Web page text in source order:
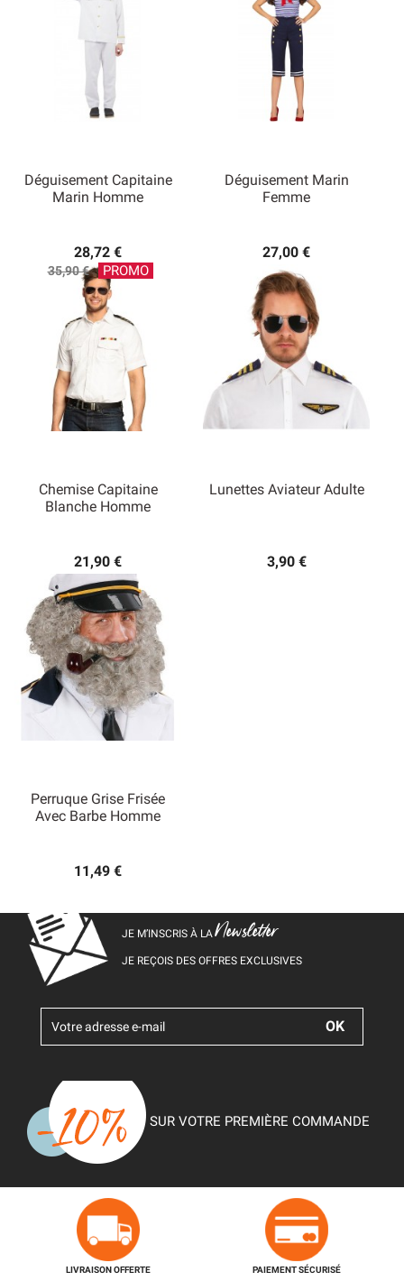
Déguisement Capitaine
Marin Homme
28,72 €
Prix
35,90 € PROMO
Déguisement Marin
Femme
27,00 €
Chemise Capitaine
Blanche Homme
21,90 €
Lunettes Aviateur Adulte
3,90 €
Perruque Grise Frisée
Avec Barbe Homme
11,49 €
JE M’INSCRIS À LANewsletter
JE REÇOIS DES OFFRES EXCLUSIVES
SUR VOTRE PREMIÈRE COMMANDE
LIVRAISON OFFERTE
PAIEMENT SÉCURISÉ